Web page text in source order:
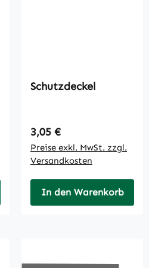
Schutzdeckel
Regulärer Preis:
3,05 €
Preise exkl. MwSt. zzgl.
Versandkosten
In den Warenkorb